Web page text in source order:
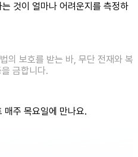
것이 얼마나 어려운지를 측정하
의 보호를 받는 바, 무단 전재와 복
금합니다.
매주 목요일에 만나요.